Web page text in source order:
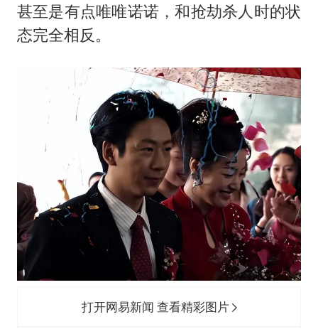
甚至是有点唯唯诺诺，和抢劫杀人时的状
态完全相反。
打开网易新闻 查看精彩图片